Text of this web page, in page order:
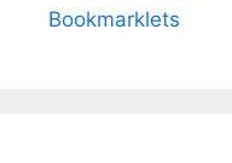
Bookmarklets